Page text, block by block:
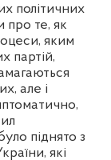
політичних
про те, як
яким
партій,
але і
піднято з
які